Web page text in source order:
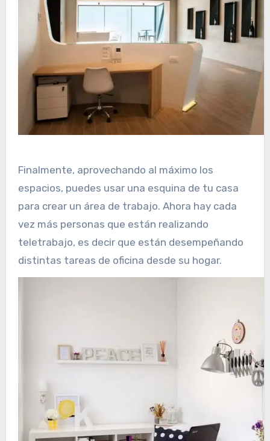
Finalmente, aprovechando al máximo los
espacios, puedes usar una esquina de tu casa
para crear un área de trabajo. Ahora hay cada
vez más personas que están realizando
teletrabajo, es decir que están desempeñando
distintas tareas de oficina desde su hogar.